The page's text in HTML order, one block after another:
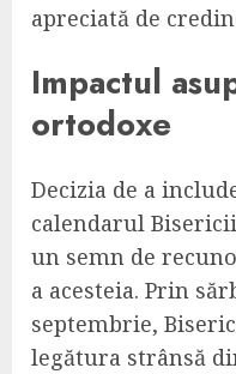
apreciată de
Impactul
ortodoxe
Decizia de a
calendarul
un semn de
a acesteia. Prin
septembrie,
legătura strânsă